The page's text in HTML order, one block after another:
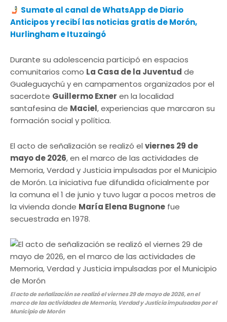
Sumate al canal de WhatsApp de Diario
Anticipos y recibí las noticias gratis de Morón,
Hurlingham e Ituzaingó
Durante su adolescencia participó en espacios
comunitarios como La Casa de la Juventud de
Gualeguaychú y en campamentos organizados por el
sacerdote Guillermo Exner en la localidad
santafesina de Maciel, experiencias que marcaron su
formación social y política.
El acto de señalización se realizó el viernes 29 de
mayo de 2026, en el marco de las actividades de
Memoria, Verdad y Justicia impulsadas por el Municipio
de Morón. La iniciativa fue difundida oficialmente por
la comuna el 1 de junio y tuvo lugar a pocos metros de
la vivienda donde María Elena Bugnone fue
secuestrada en 1978.
El acto de señalización se realizó el viernes 29 de mayo de 2026, en el
marco de las actividades de Memoria, Verdad y Justicia impulsadas por el
Municipio de Morón